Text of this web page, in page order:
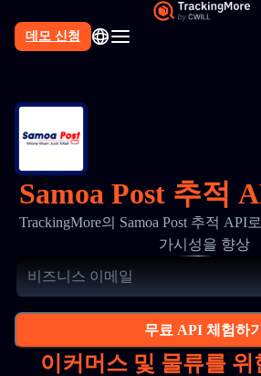
데모 신청
Samoa Post 추적
TrackingMore의 Samoa Post 추적 API
가시성을 향상
무료 API 체험하기
이커머스 및 물류를 위